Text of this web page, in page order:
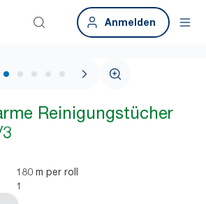
Anmelden
1 / 5
Reinigungstücher
180 m per roll
1